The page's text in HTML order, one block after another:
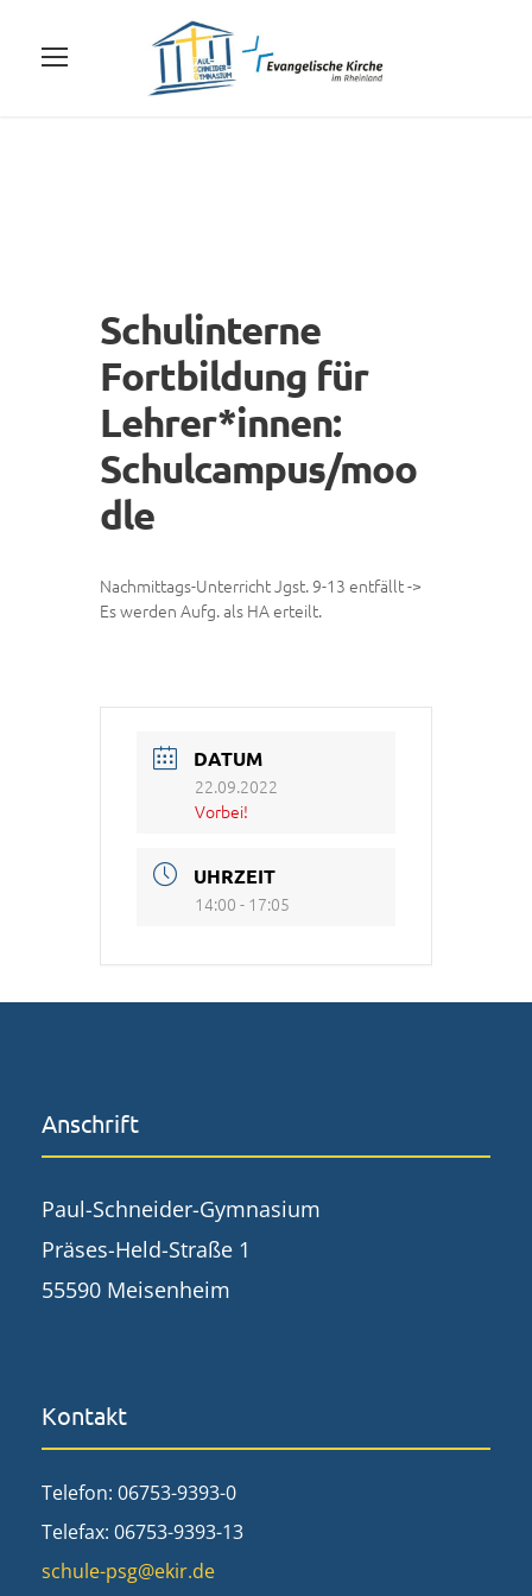
Schulinterne
Fortbildung für
Lehrer*innen:
Schulcampus/moo
dle
Nachmittags-Unterricht Jgst. 9-13 entfällt ->
Es werden Aufg. als HA erteilt.
DATUM
22.09.2022
Vorbei!
UHRZEIT
14:00 - 17:05
Anschrift
Paul-Schneider-Gymnasium
Präses-Held-Straße 1
55590 Meisenheim
Kontakt
Telefon: 06753-9393-0
Telefax: 06753-9393-13
schule-psg@ekir.de